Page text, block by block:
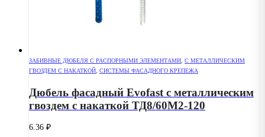
ЗАБИВНЫЕ ДЮБЕЛЯ С РАСПОРНЫМИ ЭЛЕМЕНТАМИ С МЕТАЛЛИЧЕСКИМ
ГВОЗДЕМ С НАКАТКОЙ СИСТЕМЫ ФАСАДНОГО КРЕПЕЖА
Дюбель фасадный Evofast с металлическим
гвоздем с накаткой ТД8/60М2-120
6.36 ₽